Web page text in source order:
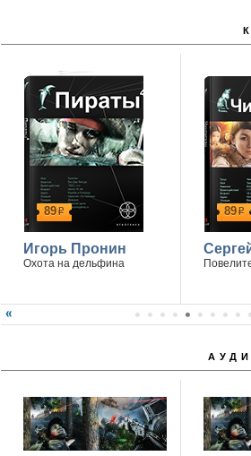
Спасибо, что вы с нами.
89р
Игорь Пронин
Охота на дельфина
89р